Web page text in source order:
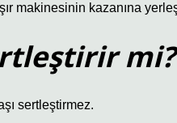
makinesinin kazanına
mi?
sertleştirmez.